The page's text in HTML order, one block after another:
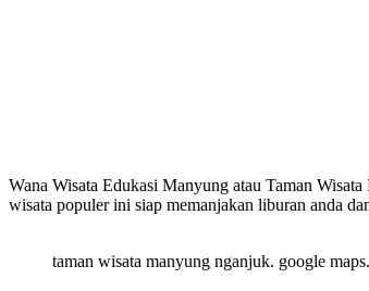
Wana Wisata Edukasi Manyung atau Taman
wisata populer ini siap memanjakan liburan anda
taman wisata manyung nganjuk. google